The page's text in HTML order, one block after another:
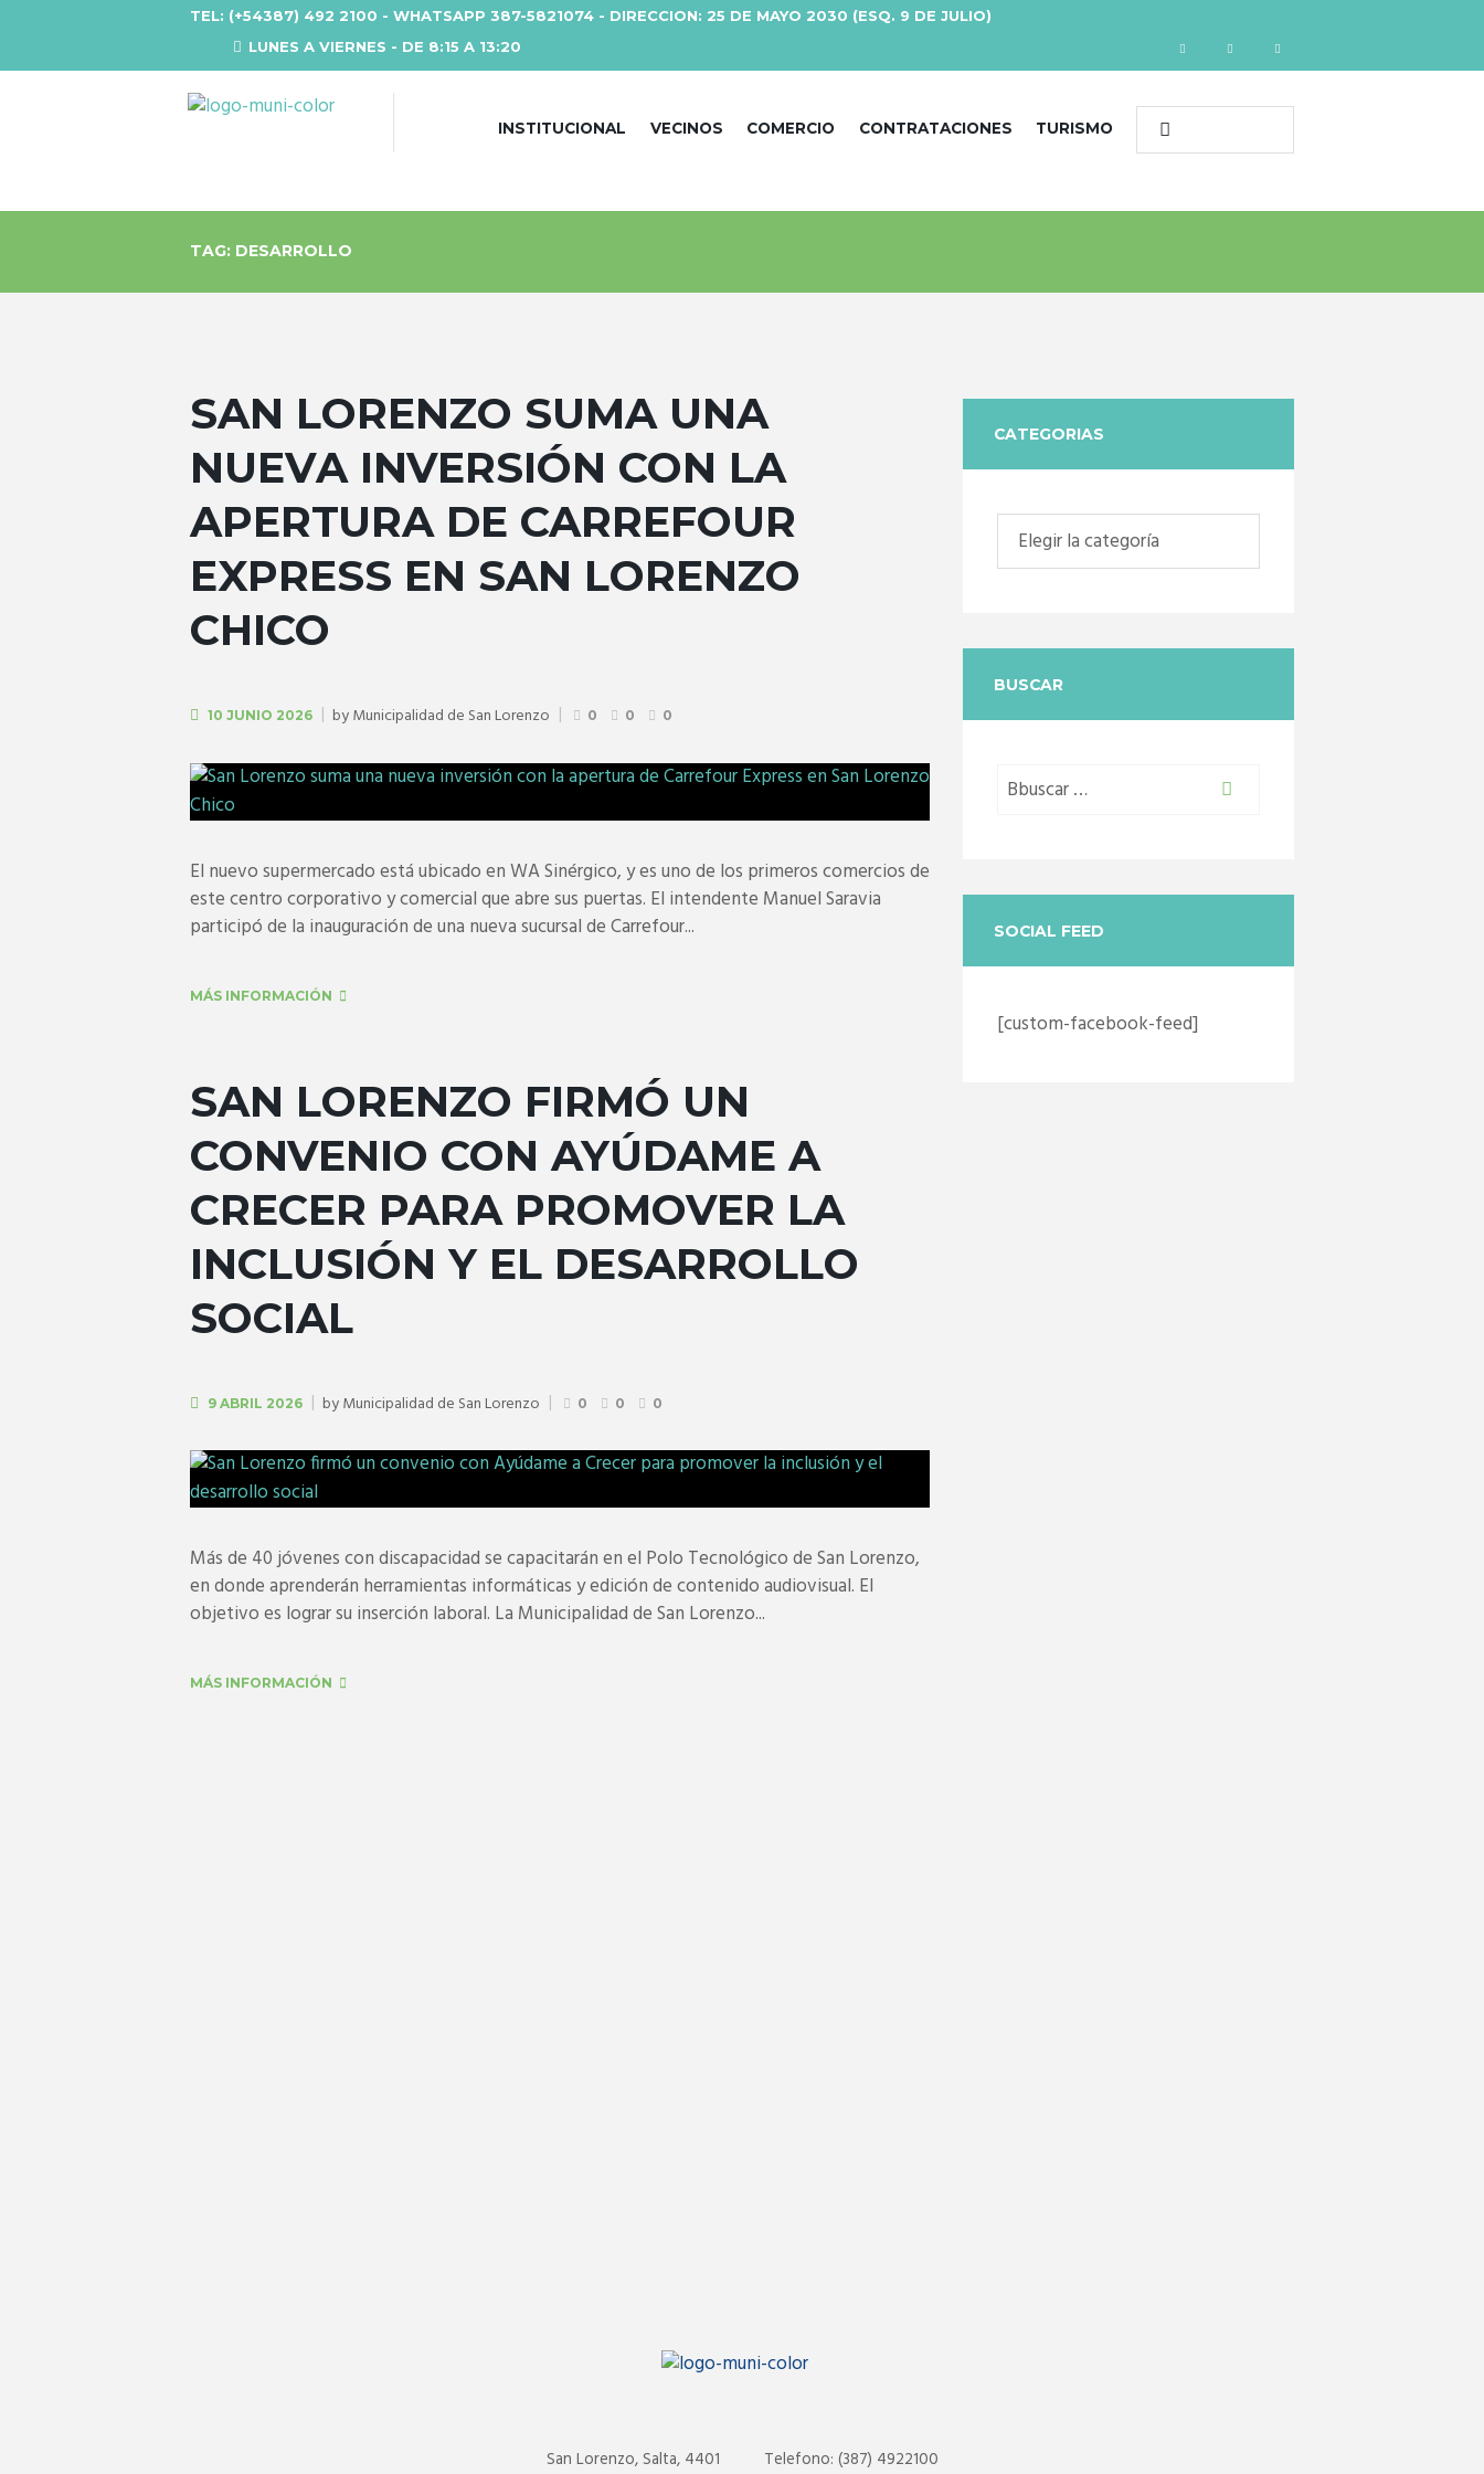
TEL: (+54387) 492 2100 - WHATSAPP 387-5821074 - DIRECCION: 25 DE MAYO 2030 (ESQ. 9 DE JULIO)
LUNES A VIERNES - DE 8:15 A 13:20
INSTITUCIONAL VECINOS COMERCIO CONTRATACIONES TURISMO
TAG: DESARROLLO
SAN LORENZO SUMA UNA
NUEVA INVERSIÓN CON LA
APERTURA DE CARREFOUR
EXPRESS EN SAN LORENZO
CHICO
10 JUNIO 2026 byMunicipalidad de San Lorenzo 0 0 0
El nuevo supermercado está ubicado en WA Sinérgico, y es uno de los primeros comercios de
este centro corporativo y comercial que abre sus puertas. El intendente Manuel Saravia
participó de la inauguración de una nueva sucursal de Carrefour...
MÁS INFORMACIÓN
SAN LORENZO FIRMÓ UN
CONVENIO CON AYÚDAME A
CRECER PARA PROMOVER LA
INCLUSIÓN Y EL DESARROLLO
SOCIAL
9 ABRIL 2026 byMunicipalidad de San Lorenzo 0 0 0
Más de 40 jóvenes con discapacidad se capacitarán en el Polo Tecnológico de San Lorenzo,
en donde aprenderán herramientas informáticas y edición de contenido audiovisual. El
objetivo es lograr su inserción laboral. La Municipalidad de San Lorenzo...
MÁS INFORMACIÓN
CATEGORIAS
Categorias
BUSCAR
SOCIAL FEED
[custom-facebook-feed]
Telefono: (387) 4922100
San Lorenzo, Salta, 4401